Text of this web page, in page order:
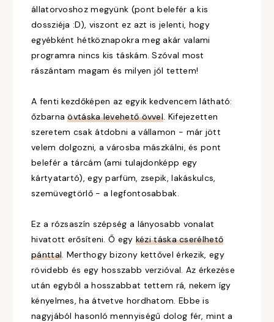
állatorvoshoz megyünk (pont belefér a kis
dossziéja :D), viszont ez azt is jelenti, hogy
egyébként hétköznapokra meg akár valami
programra nincs kis táskám. Szóval most
rászántam magam és milyen jól tettem!
A fenti kezdőképen az egyik kedvencem látható:
őzbarnaövtáska levehető övvel. Kifejezetten
szeretem csak átdobni a vállamon - már jött
velem dolgozni, a városba mászkálni, és pont
belefér a tárcám (ami tulajdonképp egy
kártyatartó), egy parfüm, zsepik, lakáskulcs,
szemüvegtörlő - a legfontosabbak.
Ez a rózsaszín szépség a lányosabb vonalat
hivatott erősíteni. Ő egy kézi táska cserélhető
pánttal. Merthogy bizony kettővel érkezik, egy
rövidebb és egy hosszabb verzióval. Az érkezése
után egyből a hosszabbat tettem rá, nekem így
kényelmes, ha átvetve hordhatom. Ebbe is
nagyjából hasonló mennyiségű dolog fér, mint a